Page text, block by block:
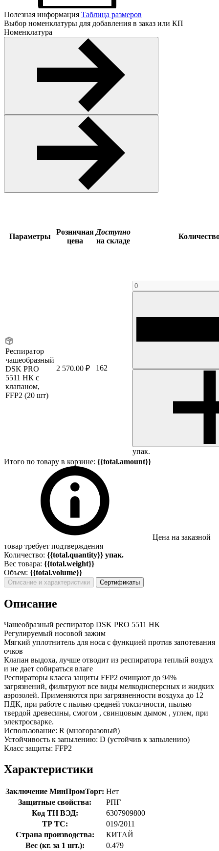
Полезная информация Таблица размеров
Выбор номенклатуры для добавления в заказ или КП
Номенклатура
Параметры
Розничная
цена
Доступно
на складе
Респиратор
чашеобразный
DSK PRO
5511 НК с
клапаном,
FFP2 (20 шт)
2 570.00 ₽ 162
упак.
Итого по товару в корзине: {{total.amount}}
Цена на заказной
товар требует подтверждения
Количество: {{total.quantity}} упак.
Вес товара: {{total.weight}}
Объем: {{total.volume}}
Описание и характеристики Сертификаты
Описание
Чашеобразный респиратор DSK PRO 5511 НК
Регулируемый носовой зажим
Мягкий уплотнитель для носа с функцией против запотевания
очков
Клапан выдоха, лучше отводит из респиратора теплый воздух
и не дает собираться влаге
Респираторы класса защиты FFP2 очищают до 94%
загрязнений, фильтруют все виды мелкодисперсных и жидких
аэрозолей. Применяются при загрязненности воздуха до 12
ПДК, при работе с пылью средней токсичности, пылью
твердой древесины, смогом , свинцовым дымом , углем, при
электросварке.
Использование: R (многоразовый)
Устойчивость к запылению: D (устойчив к запылению)
Класс защиты: FFP2
Характеристики
Заключение МинПромТорг: Нет
Защитные свойства:
РПГ
Код ТН ВЭД:
6307909800
ТР ТС:
019/2011
Страна производства:
КИТАЙ
Вес (кг. за 1 шт.):
0.479